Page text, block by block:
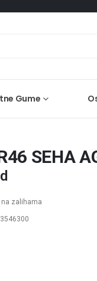
Gume
SEHA
na zalihama